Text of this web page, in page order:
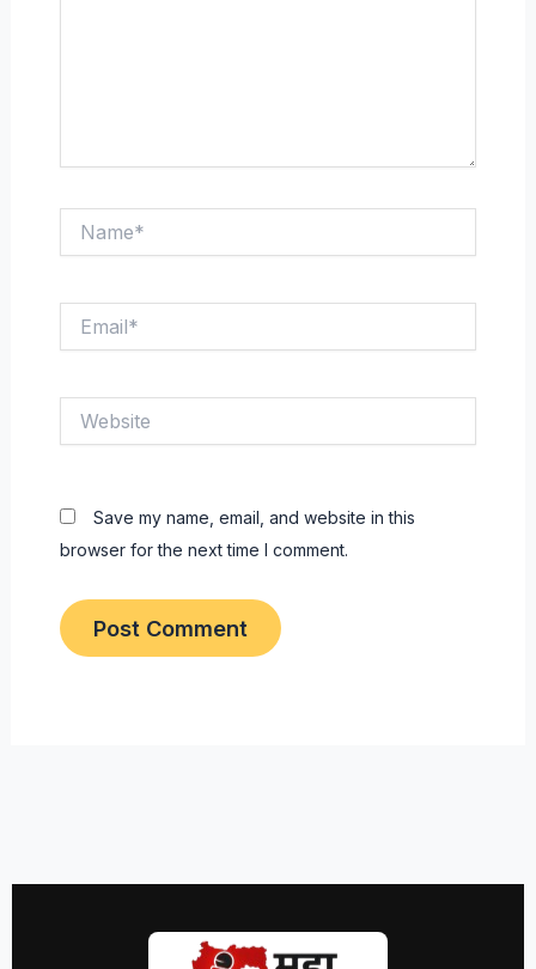
Save my name, email, and website in this
browser for the next time I comment.